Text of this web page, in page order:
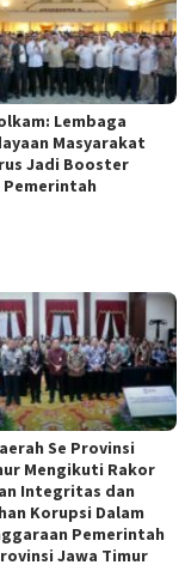
Lembaga
Masyarakat
Jadi Booster
Se Provinsi
Mengikuti Rakor
Integritas dan
Korupsi Dalam
Pemerintah
Jawa Timur